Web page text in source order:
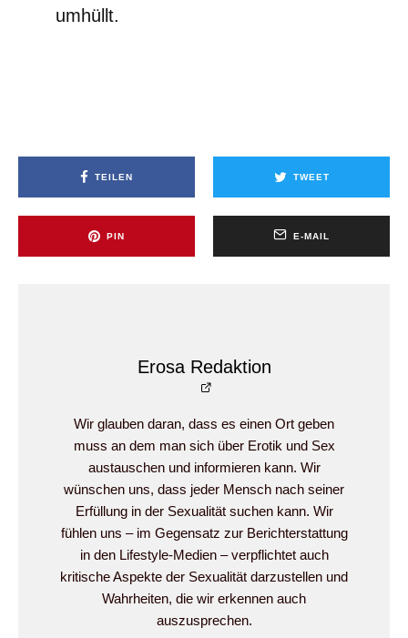
umhüllt.
TEILEN TWEET
PIN E-MAIL
Erosa Redaktion
Wir glauben daran, dass es einen Ort geben
muss an dem man sich über Erotik und Sex
austauschen und informieren kann. Wir
wünschen uns, dass jeder Mensch nach seiner
Erfüllung in der Sexualität suchen kann. Wir
fühlen uns – im Gegensatz zur Berichterstattung
in den Lifestyle-Medien – verpflichtet auch
kritische Aspekte der Sexualität darzustellen und
Wahrheiten, die wir erkennen auch
auszusprechen.